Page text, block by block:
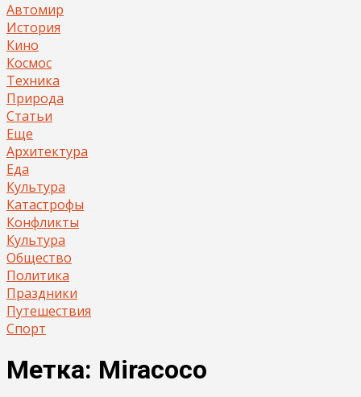
Автомир
История
Кино
Космос
Техника
Природа
Статьи
Еще
Архитектура
Еда
Культура
Катастрофы
Конфликты
Культура
Общество
Политика
Праздники
Путешествия
Спорт
Метка: Miracoco